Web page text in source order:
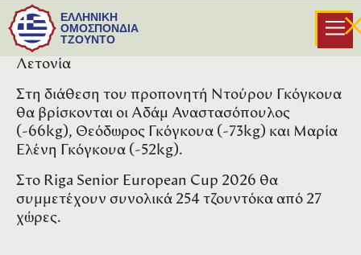
ΕΛΛΗΝΙΚΗ
ΟΜΟΣΠΟΝΔΙΑ
ΤΖΟΥΝΤΟ
Τριπλή εκπροσώπηση για το ελληνικό τζούντο
στο Riga Senior European Cup 2026 που θα γίνει
το Σαββατοκύριακο 21-22 Μαρτίου στην
Λετονία
Στη διάθεση του προπονητή Ντούρου Γκόγκουα
θα βρίσκονται οι Αδάμ Αναστασόπουλος
(-66kg), Θεόδωρος Γκόγκουα (-73kg) και Μαρία
Ελένη Γκόγκουα (-52kg).
Στο Riga Senior European Cup 2026 θα
συμμετέχουν συνολικά 254 τζουντόκα από 27
χώρες.